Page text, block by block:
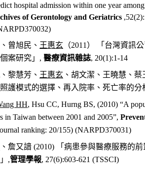
hospital admission within one year
of Gerontology and Geriatrics
曾旭民、 王惠玄 （2011） 「台灣資訊
案研究」, 醫療資訊雜誌, 20(1):1-14
黎慧芳、 王惠玄 、胡文潔、王曉慧、
護模式的選擇、再入院率、死亡率的分
HH, Hsu CC, Hurng BS, (2010) “A
in Taiwan between 2001 and 2005”,
ranking: 20/155) (NARPD370031)
、詹又諳 (2010) 「病患參與醫療服務的
,管理學報, 27(6):603-621 (TSSCI)